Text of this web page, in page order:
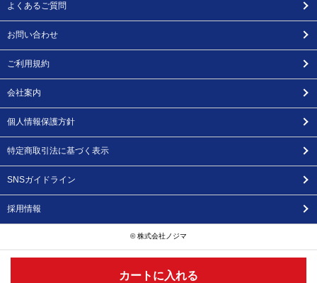
カートに入れる
よくあるご質問
お問い合わせ
ご利用規約
会社案内
個人情報保護方針
特定商取引法に基づく表示
SNSガイドライン
採用情報
© 株式会社ノジマ